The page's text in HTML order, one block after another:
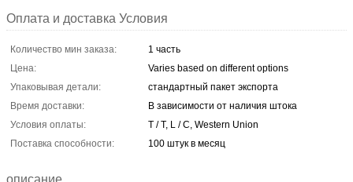
Оплата и доставка Условия
Количество мин заказа:
1 часть
Цена:
Varies based on different options
Упаковывая детали:
стандартный пакет экспорта
Время доставки:
В зависимости от наличия штока
Условия оплаты:
T / T, L / C, Western Union
Поставка способности:
100 штук в месяц
описание